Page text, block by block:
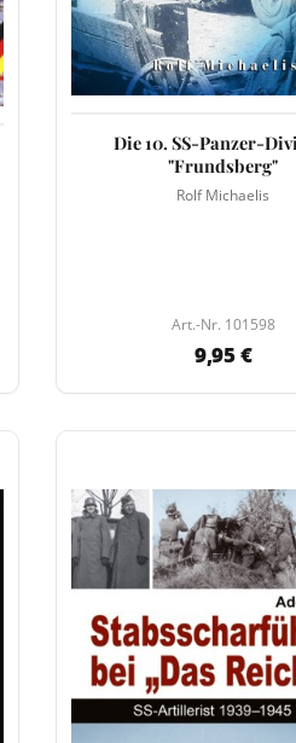
Die 10. SS-Panzer-
"Frundsberg"
Rolf Michaelis
Art.-Nr. 101598
9,95 €